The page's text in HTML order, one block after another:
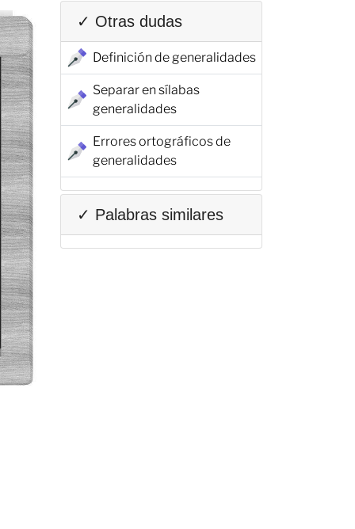
✓ Otras dudas
Definición de generalidades
Separar en sílabas
generalidades
Errores ortográficos de
generalidades
✓ Palabras similares